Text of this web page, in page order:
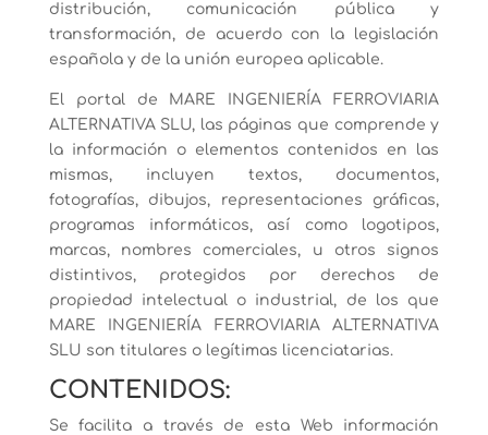
distribución, comunicación pública y
transformación, de acuerdo con la legislación
española y de la unión europea aplicable.
El portal de MARE INGENIERÍA FERROVIARIA
ALTERNATIVA SLU, las páginas que comprende y
la información o elementos contenidos en las
mismas, incluyen textos, documentos,
fotografías, dibujos, representaciones gráficas,
programas informáticos, así como logotipos,
marcas, nombres comerciales, u otros signos
distintivos, protegidos por derechos de
propiedad intelectual o industrial, de los que
MARE INGENIERÍA FERROVIARIA ALTERNATIVA
SLU son titulares o legítimas licenciatarias.
CONTENIDOS:
Se facilita a través de esta Web información